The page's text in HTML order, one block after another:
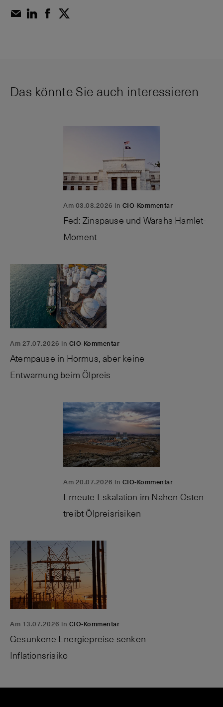
Das könnte Sie auch interessieren
Am 03.08.2026 in CIO-Kommentar
Fed: Zinspause und Warshs Hamlet-
Moment
Am 27.07.2026 in CIO-Kommentar
Atempause in Hormus, aber keine
Entwarnung beim Ölpreis
Am 20.07.2026 in CIO-Kommentar
Erneute Eskalation im Nahen Osten
treibt Ölpreisrisiken
Am 13.07.2026 in CIO-Kommentar
Gesunkene Energiepreise senken
Inflationsrisiko